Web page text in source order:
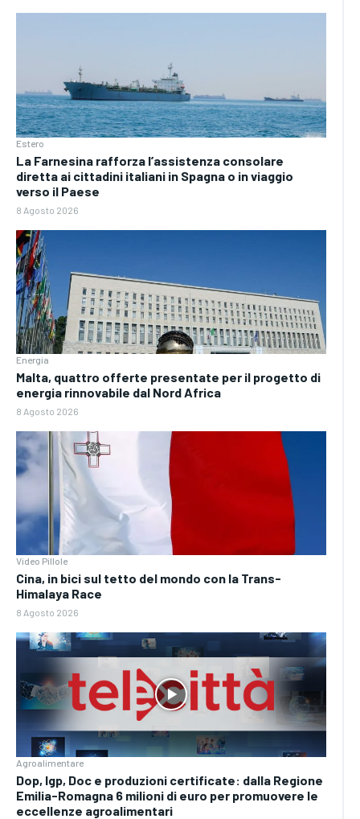
Estero
La Farnesina rafforza l’assistenza consolare
diretta ai cittadini italiani in Spagna o in viaggio
verso il Paese
8 Agosto 2026
Energia
Malta, quattro offerte presentate per il progetto di
energia rinnovabile dal Nord Africa
8 Agosto 2026
Video Pillole
Cina, in bici sul tetto del mondo con la Trans-
Himalaya Race
8 Agosto 2026
Agroalimentare
Dop, Igp, Doc e produzioni certificate: dalla Regione
Emilia-Romagna 6 milioni di euro per promuovere le
eccellenze agroalimentari